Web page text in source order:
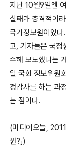
지난 10월9일엔
실태가 충격적이
국가정보원이었
고, 기자들은 국정
수해 보도했다는
일 국회 정보위원
정감사를 하는 과
는 점이다.
(미디어오늘,
원?」)